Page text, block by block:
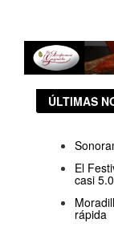
ÚLTIMAS
El
casi
rápida